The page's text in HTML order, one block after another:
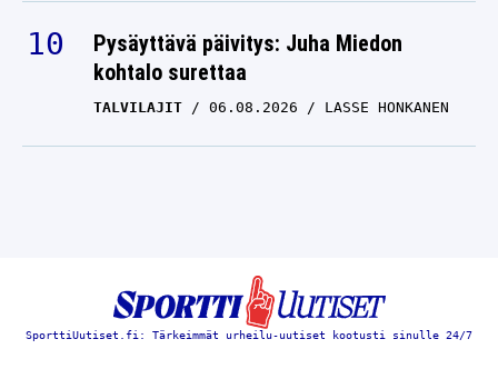
Pysäyttävä päivitys: Juha Miedon
kohtalo surettaa
TALVILAJIT 06.08.2026 LASSE HONKANEN
SporttiUutiset.fi: Tärkeimmät urheilu-uutiset kootusti sinulle 24/7